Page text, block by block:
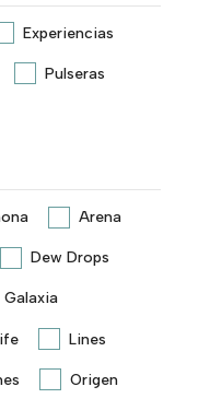
Experiencias
Pulseras
Arena
Dew Drops
Galaxia
Lines
Origen